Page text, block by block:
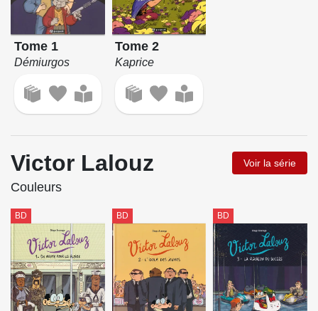
Tome 1
Démiurgos
Tome 2
Kaprice
Victor Lalouz Voir la série
Couleurs
BD BD BD